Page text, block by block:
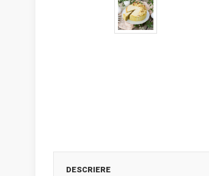
DESCRIERE